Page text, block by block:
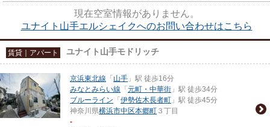
現在空室情報がありません。
ユナイト山手エルシェイクへのお問い合わせはこちら
賃貸｜アパート ユナイト山手モドリッチ
京浜東北線 「 山手 」駅 徒歩16分
みなとみらい線 「 元町・中華街 」駅 徒歩34分
ブルーライン 「 伊勢佐木長者町 」駅 徒歩45分
神奈川県横浜市中区本郷町 ３丁目
-